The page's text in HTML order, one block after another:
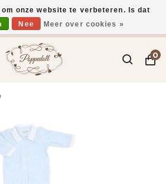
besteld, vandaag verzonden*
0
onze website te verbeteren. Is dat
Nee Meer over cookies »